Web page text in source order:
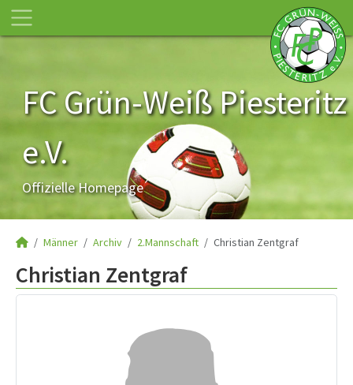
FC Grün-Weiß Piesteritz
e.V.
Offizielle Homepage
Männer Archiv 2.Mannschaft Christian Zentgraf
Christian Zentgraf